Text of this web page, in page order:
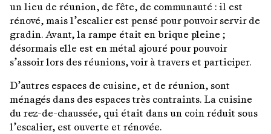
un lieu de réunion, de fête, de communauté : il est
rénové, mais l’escalier est pensé pour pouvoir servir de
gradin. Avant, la rampe était en brique pleine ;
désormais elle est en métal ajouré pour pouvoir
s’assoir lors des réunions, voir à travers et participer.
D’autres espaces de cuisine, et de réunion, sont
ménagés dans des espaces très contraints. La cuisine
du rez-de-chaussée, qui était dans un coin réduit sous
l’escalier, est ouverte et rénovée.